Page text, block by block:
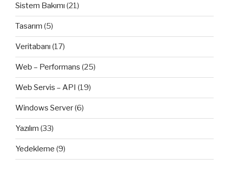
Sistem Bakımı (21)
Tasarım (5)
Veritabanı (17)
Web – Performans (25)
Web Servis – API (19)
Windows Server(6)
Yazılım (33)
Yedekleme (9)